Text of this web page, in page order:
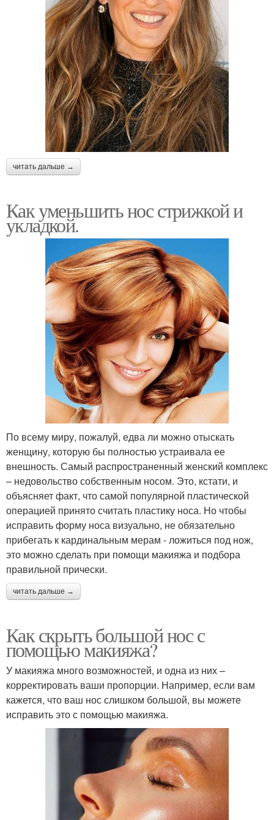
читать дальше →
Как уменьшить нос стрижкой и
укладкой.
По всему миру, пожалуй, едва ли можно отыскать
женщину, которую бы полностью устраивала ее
внешность. Самый распространенный женский комплекс
– недовольство собственным носом. Это, кстати, и
объясняет факт, что самой популярной пластической
операцией принято считать пластику носа. Но чтобы
исправить форму носа визуально, не обязательно
прибегать к кардинальным мерам - ложиться под нож,
это можно сделать при помощи макияжа и подбора
правильной прически.
читать дальше →
Как скрыть большой нос с
помощью макияжа?
У макияжа много возможностей, и одна из них –
корректировать ваши пропорции. Например, если вам
кажется, что ваш нос слишком большой, вы можете
исправить это с помощью макияжа.